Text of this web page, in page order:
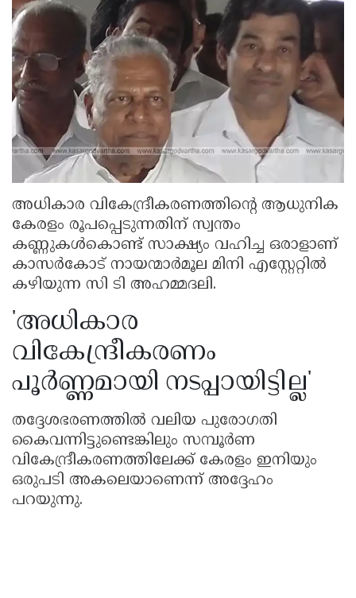
അധികാര വികേന്ദ്രീകരണത്തിന്റെ ആധുനിക
കേരളം രൂപപ്പെടുന്നതിന് സ്വന്തം
കണ്ണുകൾകൊണ്ട് സാക്ഷ്യം വഹിച്ച ഒരാളാണ്
കാസർകോട് നായന്മാർമൂല മിനി എസ്റ്റേറ്റിൽ
കഴിയുന്ന സി ടി അഹമ്മദലി.
'അധികാര
വികേന്ദ്രീകരണം
പൂർണ്ണമായി നടപ്പായിട്ടില്ല'
തദ്ദേശഭരണത്തിൽ വലിയ പുരോഗതി
കൈവന്നിട്ടുണ്ടെങ്കിലും സമ്പൂർണ
വികേന്ദ്രീകരണത്തിലേക്ക് കേരളം ഇനിയും
ഒരുപടി അകലെയാണെന്ന് അദ്ദേഹം
പറയുന്നു.